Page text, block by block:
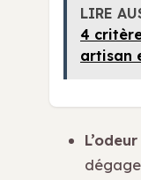
LIRE
4
artisan
L’odeur